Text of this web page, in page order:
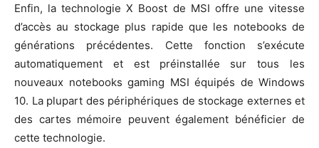
Enfin, la technologie X Boost de MSI offre une vitesse
d’accès au stockage plus rapide que les notebooks de
générations précédentes. Cette fonction s’exécute
automatiquement et est préinstallée sur tous les
nouveaux notebooks gaming MSI équipés de Windows
10. La plupart des périphériques de stockage externes et
des cartes mémoire peuvent également bénéficier de
cette technologie.